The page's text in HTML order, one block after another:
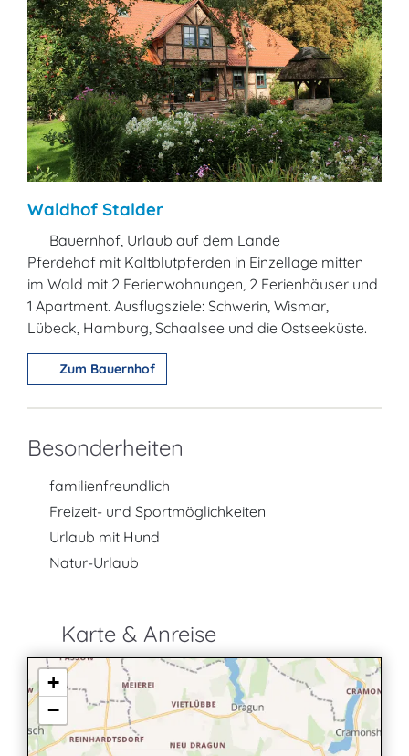
Waldhof Stalder
Bauernhof, Urlaub auf dem Lande
Pferdehof mit Kaltblutpferden in Einzellage mitten
im Wald mit 2 Ferienwohnungen, 2 Ferienhäuser und
1 Apartment. Ausflugsziele: Schwerin, Wismar,
Lübeck, Hamburg, Schaalsee und die Ostseeküste.
Zum Bauernhof
Besonderheiten
familienfreundlich
Freizeit- und Sportmöglichkeiten
Urlaub mit Hund
Natur-Urlaub
Karte & Anreise
+
−